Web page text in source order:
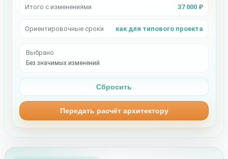
Итого с изменениями 37 000 ₽
Ориентировочные сроки как для типового проекта
Выбрано
Без значимых изменений
Сбросить
Передать расчёт архитектору